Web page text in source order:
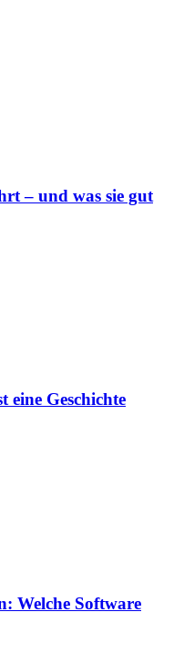
– und was sie gut
eine Geschichte
Welche Software